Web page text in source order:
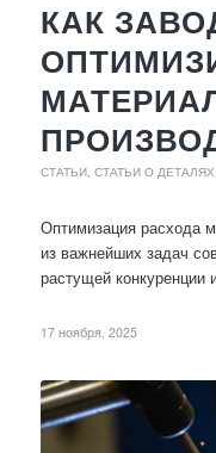
КАК
СТАТЬИ, СТАТЬИ О ДЕТАЛЯХ
Оптимизация расхода
из важнейших задач
растущей
17 ноября, 2025